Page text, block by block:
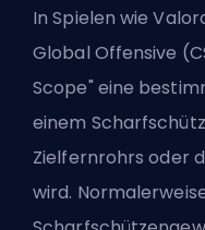
In Spielen wie
Global Offensive
Scope" eine
einem
Zielfernrohrs oder
wird.